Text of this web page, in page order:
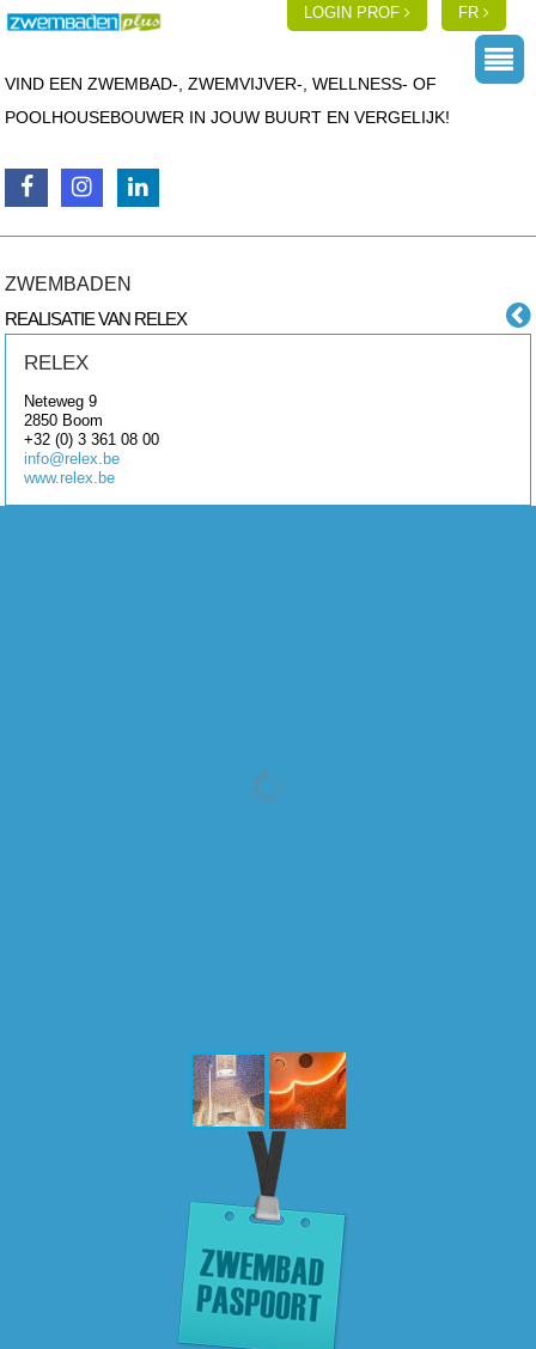
LOGIN PROF FR
VIND EEN ZWEMBAD-, ZWEMVIJVER-, WELLNESS- OF
POOLHOUSEBOUWER IN JOUW BUURT EN VERGELIJK!
ZWEMBADEN
REALISATIE VAN RELEX
RELEX
Neteweg 9
2850 Boom
+32 (0) 3 361 08 00
info@relex.be
www.relex.be